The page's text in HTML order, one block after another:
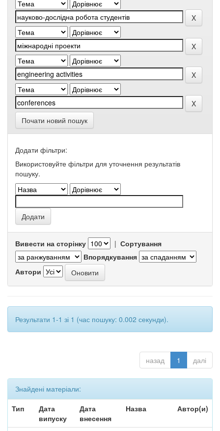
Почати новий пошук
Додати фільтри:
Використовуйте фільтри для уточнення результатів
пошуку.
Вивести на сторінку | Сортування
Впорядкування
Автори
Результати 1-1 зі 1 (час пошуку: 0.002 секунди).
назад 1 далі
Знайдені матеріали:
Тип
Дата
випуску
Дата
внесення
Назва Автор(и)